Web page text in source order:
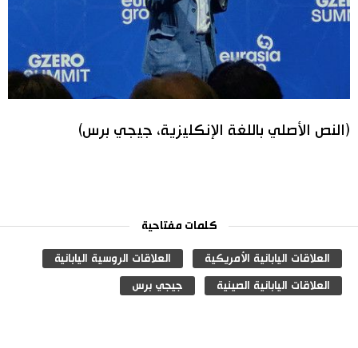
(النص الأصلي باللغة الإنكليزية، جيجي برس)
كلمات مفتاحية
العلاقات اليابانية الأمريكية العلاقات الروسية اليابانية
العلاقات اليابانية الصينية جيجي برس